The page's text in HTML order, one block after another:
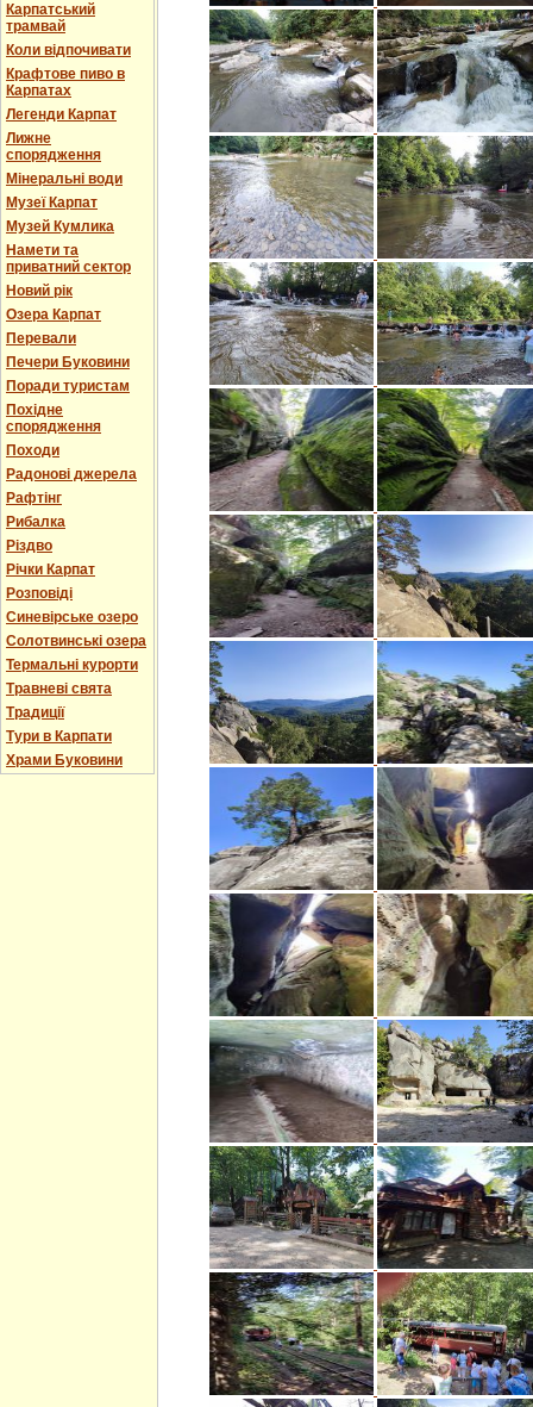
Карпатський
трамвай
Коли відпочивати
Крафтове пиво в
Карпатах
Легенди Карпат
Лижне
спорядження
Мінеральні води
Музеї Карпат
Музей Кумлика
Намети та
приватний сектор
Новий рік
Озера Карпат
Перевали
Печери Буковини
Поради туристам
Похідне
спорядження
Походи
Радонові джерела
Рафтінг
Рибалка
Різдво
Річки Карпат
Розповіді
Синевірське озеро
Солотвинські озера
Термальні курорти
Травневі свята
Традиції
Тури в Карпати
Храми Буковини